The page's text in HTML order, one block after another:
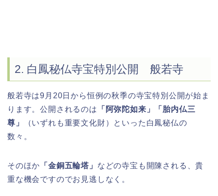
2. 白鳳秘仏寺宝特別公開 般若寺
般若寺は9月20日から恒例の秋季の寺宝特別公開が始ま
ります。公開されるのは
「阿弥陀如来」「胎内仏三
尊」
（いずれも重要文化財）といった白鳳秘仏の
数々。
そのほか 「金銅五輪塔」 などの寺宝も開陳される、貴
重な機会ですのでお見逃しなく。